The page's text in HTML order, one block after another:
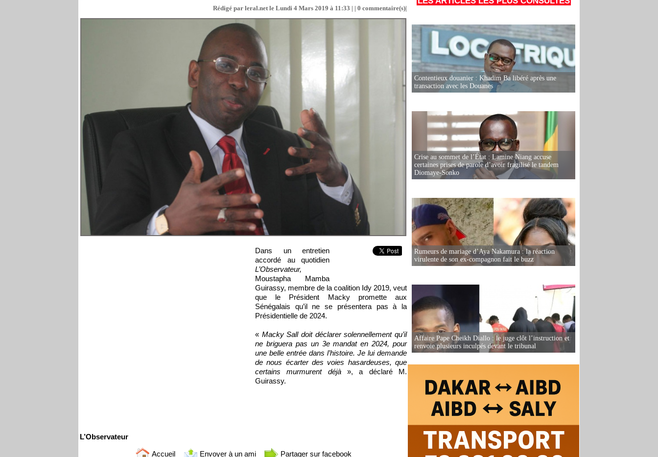
Rédigé par leral.net le Lundi 4 Mars 2019 à 11:33 | | 0 commentaire(s)|
Dans un entretien
accordé au quotidien
L’Observateur,
Moustapha Mamba
Guirassy, membre de la coalition Idy 2019, veut
que le Président Macky promette aux
Sénégalais qu’il ne se présentera pas à la
Présidentielle de 2024.
« Macky Sall doit déclarer solennellement qu’il
ne briguera pas un 3e mandat en 2024, pour
une belle entrée dans l’histoire. Je lui demande
de nous écarter des voies hasardeuses, que
certains murmurent déjà », a déclaré M.
Guirassy.
L’Observateur
Accueil Envoyer à un ami Partager sur facebook
Contentieux douanier : Khadim Ba libéré après une
transaction avec les Douanes
Crise au sommet de l’État : Lamine Niang accuse
certaines prises de parole d’avoir fragilisé le tandem
Diomaye-Sonko
Rumeurs de mariage d’Aya Nakamura : la réaction
virulente de son ex-compagnon fait le buzz
Affaire Pape Cheikh Diallo : le juge clôt l’instruction et
renvoie plusieurs inculpés devant le tribunal